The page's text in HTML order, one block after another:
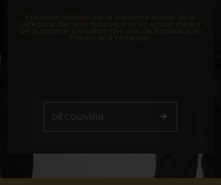
Freixenet Gratien est le troisième acteur de la
catégorie des vins mousseux et un acteur majeur
de la commercialisation des vins de Bordeaux en
France et à l'étranger.
DÉCOUVRIR